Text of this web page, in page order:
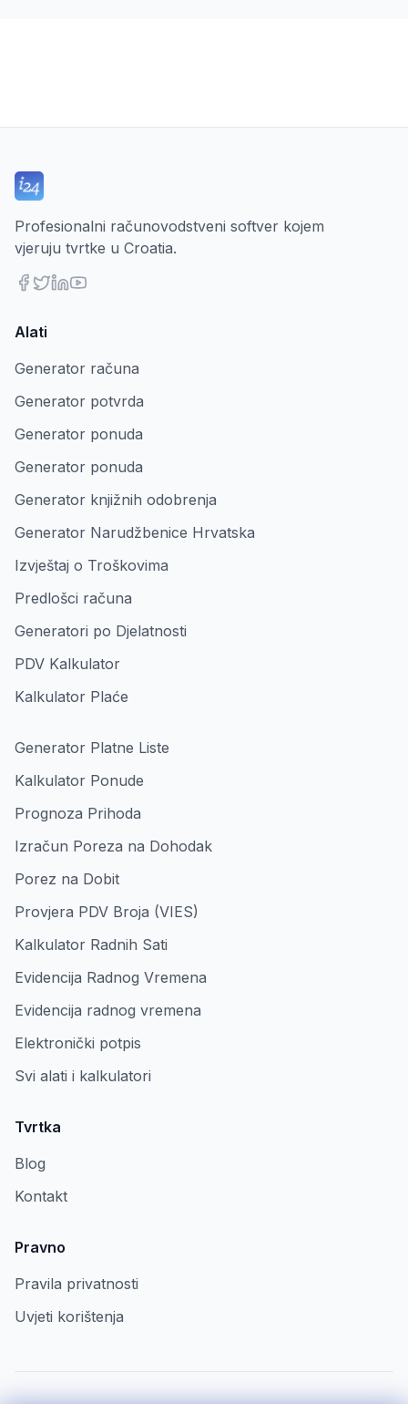
Profesionalni računovodstveni softver kojem
vjeruju tvrtke u Croatia.
Alati
Generator računa
Generator potvrda
Generator ponuda
Generator ponuda
Generator knjižnih odobrenja
Generator Narudžbenice Hrvatska
Izvještaj o Troškovima
Predlošci računa
Generatori po Djelatnosti
PDV Kalkulator
Kalkulator Plaće
Generator Platne Liste
Kalkulator Ponude
Prognoza Prihoda
Izračun Poreza na Dohodak
Porez na Dobit
Provjera PDV Broja (VIES)
Kalkulator Radnih Sati
Evidencija Radnog Vremena
Evidencija radnog vremena
Elektronički potpis
Svi alati i kalkulatori
Tvrtka
Blog
Kontakt
Pravno
Pravila privatnosti
Uvjeti korištenja